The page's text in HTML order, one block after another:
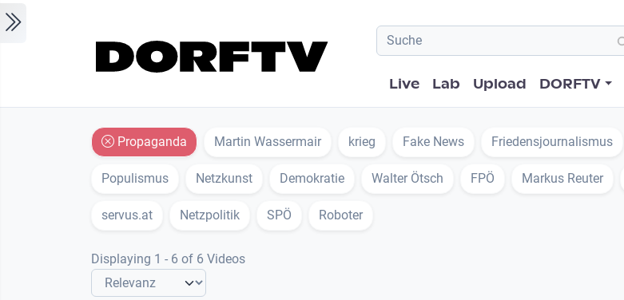
Hauptnavigation
Live Lab Upload DORFTV
Propaganda Martin Wassermair krieg Fake News Friedensjournalismus
Populismus Netzkunst Demokratie Walter Ötsch FPÖ Markus Reuter
servus.at Netzpolitik SPÖ Roboter
Displaying 1 - 6 of 6 Videos